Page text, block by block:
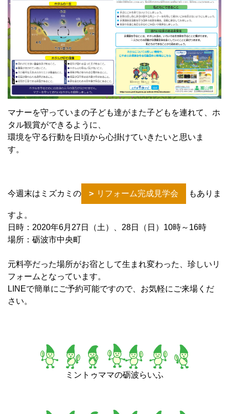
マナーを守っていまの子ども達がまた子どもを連れて、ホ
タル観賞ができるように、
環境を守る行動を日頃から心掛けていきたいと思いま
す。
今週末はミズカミの リフォーム完成見学会 もありま
すよ。
日時：2020年6月27日（土）、28日（日）10時～16時
場所：砺波市中央町
元料亭だった場所がお宿として生まれ変わった、珍しいリ
フォームとなっています。
LINEで簡単にご予約可能ですので、お気軽にご来場くだ
さい。
ミントゥママの砺波らいふ